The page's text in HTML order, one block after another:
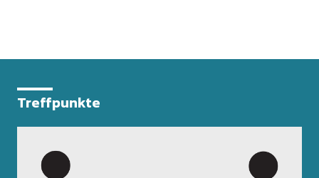
Treffpunkte